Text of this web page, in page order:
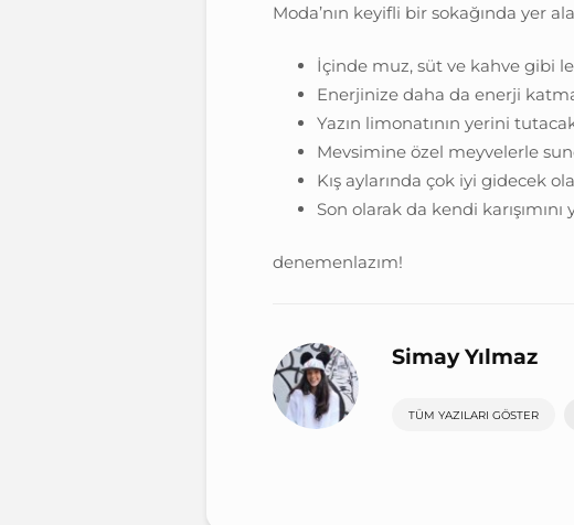
Moda’nın keyifli bir sokağında yer
İçinde muz, süt ve kahve gibi
Enerjinize daha da enerji
Yazın limonatının yerini
Mevsimine özel meyvelerle
Kış aylarında çok iyi gidecek
Son olarak da kendi karışımını
denemenlazım!
Simay Yılmaz
TÜM YAZILARI GÖSTER